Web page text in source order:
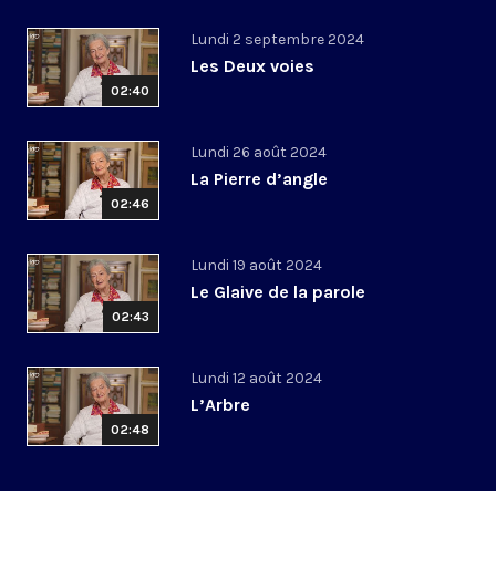
02:40
Lundi 2 septembre 2024
Les Deux voies
02:46
Lundi 26 août 2024
La Pierre d’angle
02:43
Lundi 19 août 2024
Le Glaive de la parole
02:48
Lundi 12 août 2024
L’Arbre